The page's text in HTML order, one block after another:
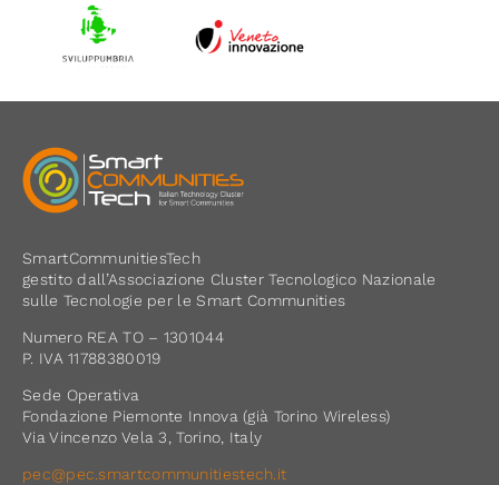
SmartCommunitiesTech
gestito dall’Associazione Cluster Tecnologico Nazionale
sulle Tecnologie per le Smart Communities
Numero REA TO – 1301044
P. IVA 11788380019
Sede Operativa
Fondazione Piemonte Innova (già Torino Wireless)
Via Vincenzo Vela 3, Torino, Italy
pec@pec.smartcommunitiestech.it